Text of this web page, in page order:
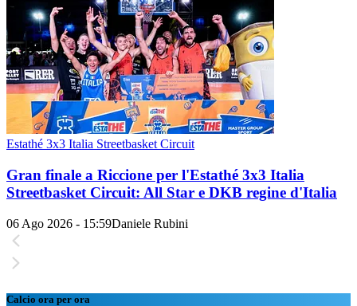
Estathé 3x3 Italia Streetbasket Circuit
Gran finale a Riccione per l'Estathé 3x3 Italia
Streetbasket Circuit: All Star e DKB regine d'Italia
06 Ago 2026 - 15:59Daniele Rubini
Calcio ora per ora